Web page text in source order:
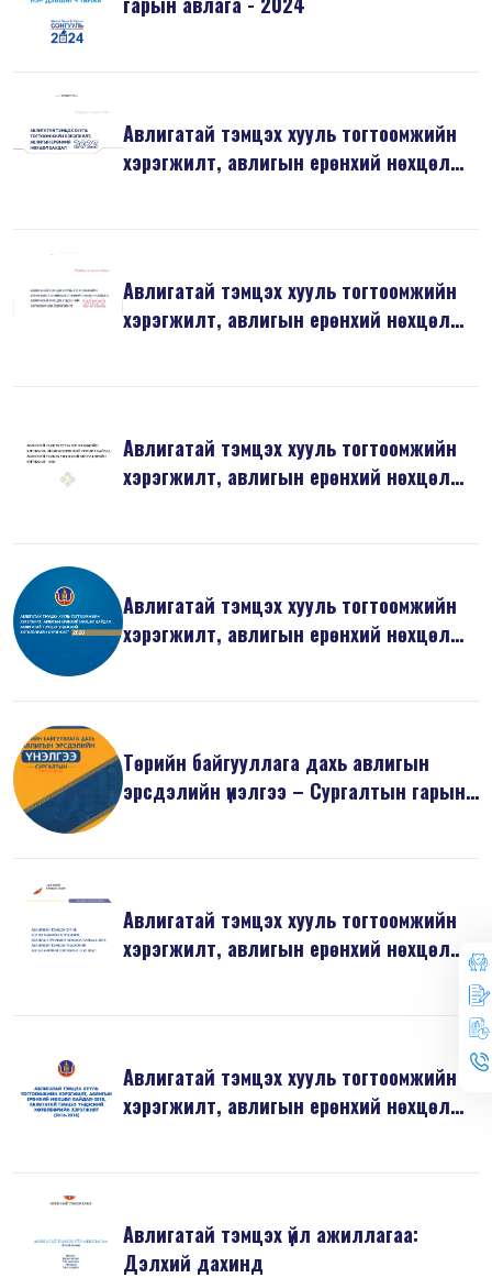
Авлигатай тэмцэх хууль тогтоомжийн
хэрэгжилт, авлигын ерөнхий нөхцөл
Авлигатай тэмцэх хууль тогтоомжийн
хэрэгжилт, авлигын ерөнхий нөхцөл
Авлигатай тэмцэх хууль тогтоомжийн
хэрэгжилт, авлигын ерөнхий нөхцөл
Авлигатай тэмцэх хууль тогтоомжийн
хэрэгжилт, авлигын ерөнхий нөхцөл
Төрийн байгууллага дахь авлигын
эрсдэлийн үнэлгээ – Сургалтын гарын
Авлигатай тэмцэх хууль тогтоомжийн
хэрэгжилт, авлигын ерөнхий нөхцөл
Авлигатай тэмцэх хууль тогтоомжийн
хэрэгжилт, авлигын ерөнхий нөхцөл
Авлигатай тэмцэх үйл ажиллагаа:
Дэлхий дахинд